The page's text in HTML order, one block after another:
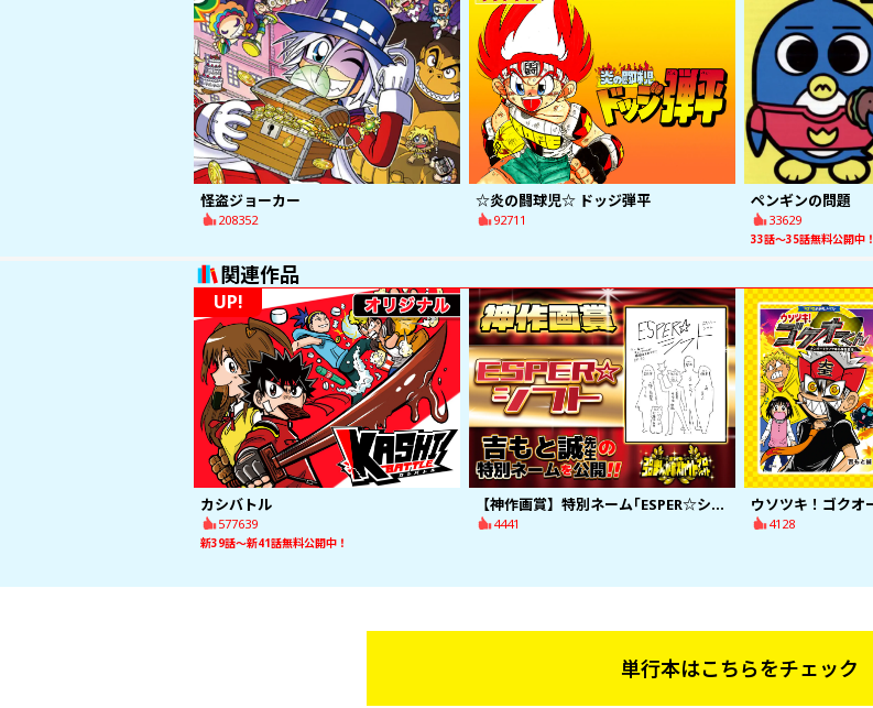
怪盗ジョーカー
208352
☆炎の闘球児☆ ドッジ弾平
92711
ペンギンの問題
33629
33話～35話無料公開中！
関連作品
UP!
カシバトル
577639
新39話〜新41話無料公開中！
【神作画賞】特別ネーム｢ESPER☆シフト｣
4441 4128
単行本はこちらをチェック